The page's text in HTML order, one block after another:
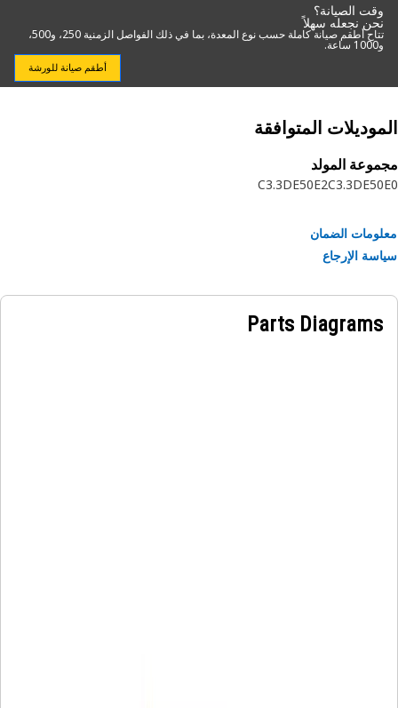
وقت الصيانة؟
نحن نجعله سهلاً
تتاح أطقم صيانة كاملة حسب نوع المعدة، بما في ذلك الفواصل الزمنية 250، و500،
أطقم صيانة للورشة
المتوافقة
المولد
C3.3DE50E2
الضمان
الإرجاع
Parts Diagrams